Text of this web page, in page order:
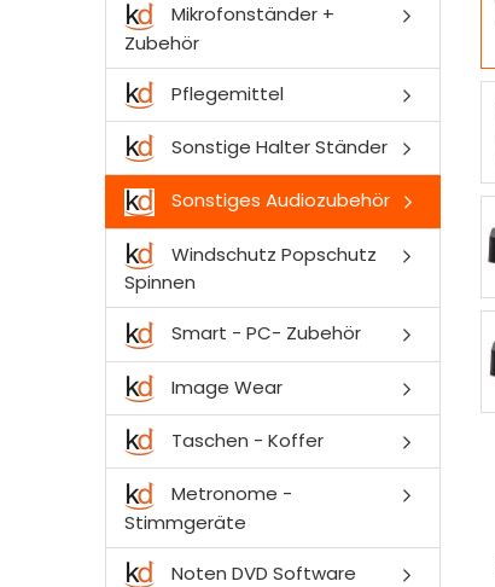
Mikrofonständer +
Zubehör
Pflegemittel
Sonstige Halter Ständer
Sonstiges Audiozubehör
Windschutz Popschutz
Spinnen
Smart - PC- Zubehör
Image Wear
Taschen - Koffer
Metronome -
Stimmgeräte
Noten DVD Software